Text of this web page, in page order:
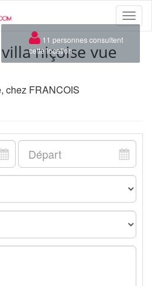
Toggle
niçoise vue
chez FRANCOIS
×
11 personnes consultent
cette location